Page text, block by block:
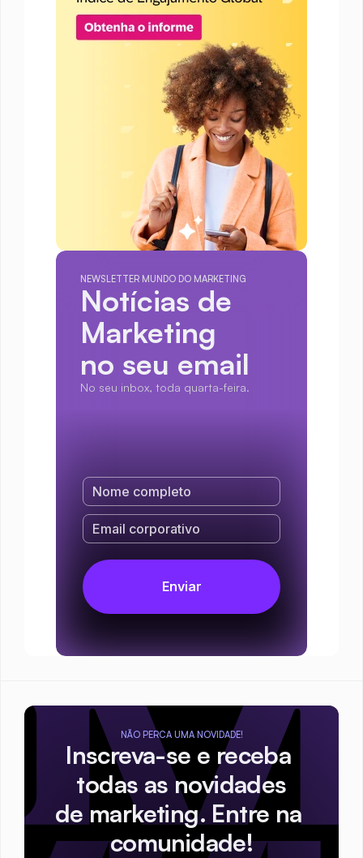
NEWSLETTER MUNDO DO MARKETING
Notícias de
Marketing
no seu email
No seu inbox, toda quarta-feira.
NÃO PERCA UMA NOVIDADE!
Inscreva-se e receba
todas as novidades
de marketing. Entre na
comunidade!